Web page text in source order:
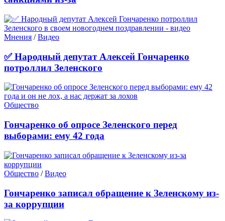
Мнения /Видео
✅ Народный депутат Алексей Гончаренко
потроллил Зеленского
Общество
Гончаренко об опросе Зеленского перед
выборами: ему 42 года
Общество /Видео
Гончаренко записал обращение к Зеленскому из-
за коррупции